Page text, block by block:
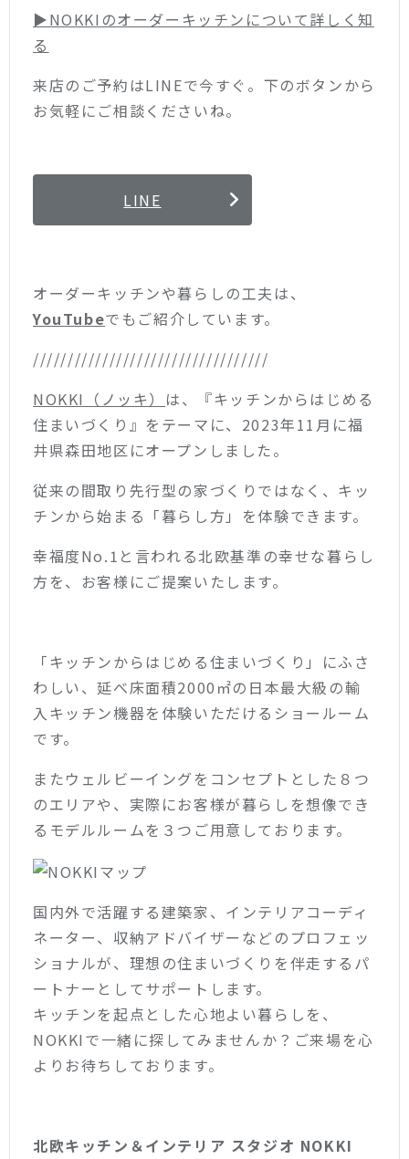
▶︎NOKKIのオーダーキッチンについて詳しく知
る
来店のご予約はLINEで今すぐ。下のボタンから
お気軽にご相談くださいね。
LINE
オーダーキッチンや暮らしの工夫は、
YouTubeでもご紹介しています。
//////////////////////////////////
NOKKI（ノッキ） は、『キッチンからはじめる
住まいづくり』をテーマに、2023年11月に福
井県森田地区にオープンしました。
従来の間取り先行型の家づくりではなく、キッ
チンから始まる「暮らし方」を体験できます。
幸福度No.1と言われる北欧基準の幸せな暮らし
方を、お客様にご提案いたします。
「キッチンからはじめる住まいづくり」にふさ
わしい、延べ床面積2000㎡の日本最大級の輸
入キッチン機器を体験いただけるショールーム
です。
またウェルビーイングをコンセプトとした８つ
のエリアや、実際にお客様が暮らしを想像でき
るモデルルームを３つご用意しております。
国内外で活躍する建築家、インテリアコーディ
ネーター、収納アドバイザーなどのプロフェッ
ショナルが、理想の住まいづくりを伴走するパ
ートナーとしてサポートします。
キッチンを起点とした心地よい暮らしを、
NOKKIで一緒に探してみませんか？ご来場を心
よりお待ちしております。
北欧キッチン＆インテリア スタジオ NOKKI